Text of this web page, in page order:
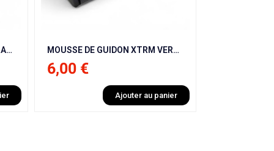
MOUSSE DE GUIDON XTRM VERT CARRÉ POUR ITALJET MX50 9 CV / NRG / BHR / NRG / KRAFTMULLER MOUSSE DE GUIDON KRAFTMULLER BLANC CARRÉ
8,00 €
Ajouter au panier